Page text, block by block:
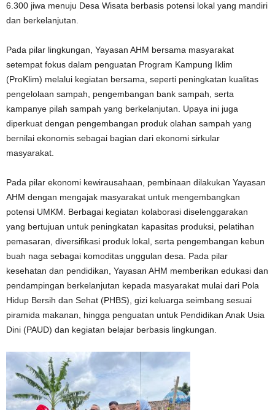
6.300 jiwa menuju Desa Wisata berbasis potensi lokal yang mandiri
dan berkelanjutan.
Pada pilar lingkungan, Yayasan AHM bersama masyarakat
setempat fokus dalam penguatan Program Kampung Iklim
(ProKlim) melalui kegiatan bersama, seperti peningkatan kualitas
pengelolaan sampah, pengembangan bank sampah, serta
kampanye pilah sampah yang berkelanjutan. Upaya ini juga
diperkuat dengan pengembangan produk olahan sampah yang
bernilai ekonomis sebagai bagian dari ekonomi sirkular
masyarakat.
Pada pilar ekonomi kewirausahaan, pembinaan dilakukan Yayasan
AHM dengan mengajak masyarakat untuk mengembangkan
potensi UMKM. Berbagai kegiatan kolaborasi diselenggarakan
yang bertujuan untuk peningkatan kapasitas produksi, pelatihan
pemasaran, diversifikasi produk lokal, serta pengembangan kebun
buah naga sebagai komoditas unggulan desa. Pada pilar
kesehatan dan pendidikan, Yayasan AHM memberikan edukasi dan
pendampingan berkelanjutan kepada masyarakat mulai dari Pola
Hidup Bersih dan Sehat (PHBS), gizi keluarga seimbang sesuai
piramida makanan, hingga penguatan untuk Pendidikan Anak Usia
Dini (PAUD) dan kegiatan belajar berbasis lingkungan.